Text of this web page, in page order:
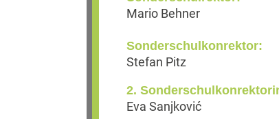
Mario Behner
Sonderschulkonrektor:
Stefan Pitz
2.
Eva Sanjković